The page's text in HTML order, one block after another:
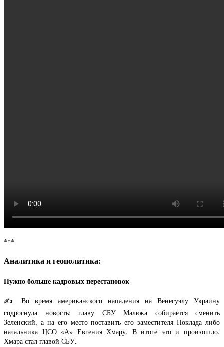
***
Аналитика и геополитика:
Нужно больше кадровых перестановок
✍️ Во время американского нападения на Венесуэлу Украину
содрогнула новость: главу СБУ Малюка собирается сменить
Зеленский, а на его место поставить его заместителя Поклада либо
начальника ЦСО «А» Евгения Хмару. В итоге это и произошло.
Хмара стал главой СБУ.